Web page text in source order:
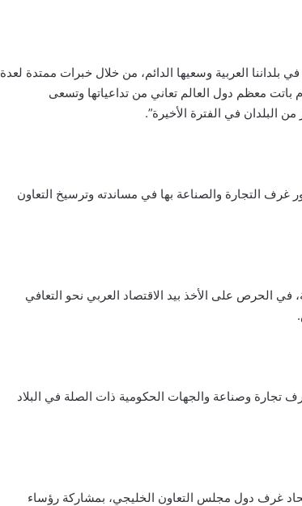
بلداننا العربية وسعيها الدائم، من خلال خبرات ممتدة لعدة
معظم دول العالم تعاني من تداعياتها وتسعى
البلدان في الفترة الأخيرة”.
التجارة والصناعة بها في مساندته وترسيخ التعاون
في الحرص على الأخذ بيد الاقتصاد العربي نحو التعافي
تجارة وصناعة والجهات الحكومية ذات الصلة في البلاد
أمس الثلاثاء، انطلاق الاجتماع الـ59 لمجلس اتحاد غرف دول مجلس التعاون الخليجي، بمشاركة رؤساء